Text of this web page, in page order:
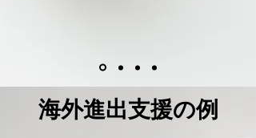
海外進出支援の例